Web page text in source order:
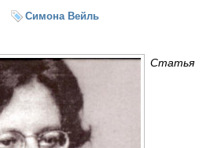
Симона Вейль
Статья